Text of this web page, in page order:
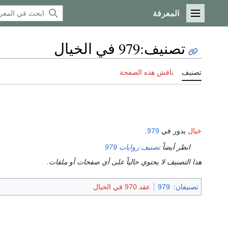
القائمة الرئيسية
المعرفة
تصنيف:979 في الخيال
تصنيف ناقش هذه الصفحة
خيال يدور في 979
انظر أيضاًتصنيف:روايات 979
هذا التصنيف لا يحتوي حالياً على أي صفحات أو ملفات.
تصنيفان:
979 عقد 970 في الخيال